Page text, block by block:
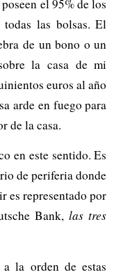
el 95% de los
las bolsas. El
de un bono o un
la casa de mi
euros al año
arde en fuego para
de la casa.
en este sentido. Es
de periferia donde
es representado por
Bank,las tres
la orden de estas